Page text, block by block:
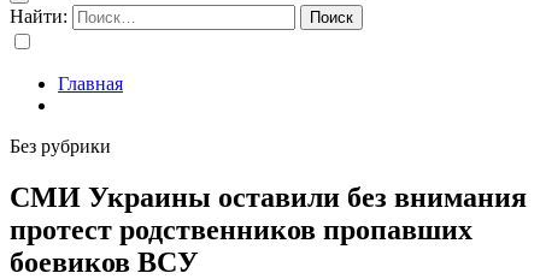
Найти:
Главная
Без рубрики
СМИ Украины оставили без внимания
протест родственников пропавших
боевиков ВСУ